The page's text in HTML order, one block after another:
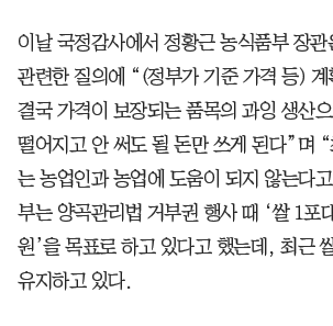
이날 국정감사에서 정황근 농식품부 장
관련한 질의에 “(정부가 기준 가격 등) 계
결국 가격이 보장되는 품목의 과잉 생산
떨어지고 안 써도 될 돈만 쓰게 된다”며 “
는 농업인과 농업에 도움이 되지 않는다
부는 양곡관리법 거부권 행사 때 ‘쌀 1포
원’을 목표로 하고 있다고 했는데, 최근
유지하고 있다.